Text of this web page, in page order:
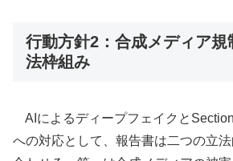
行動方針2：合成メディア規
法枠組み
AIによるディープフェイクと
への対応として、報告書は二つの立